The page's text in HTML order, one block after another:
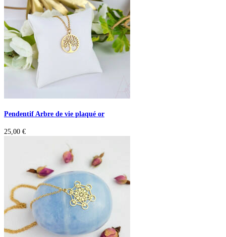
Pendentif Arbre de vie plaqué or
25,00 €